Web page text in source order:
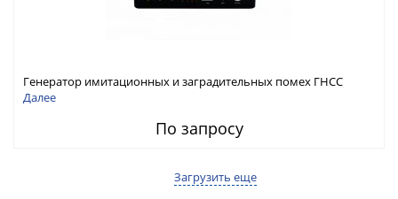
Генератор имитационных и заградительных помех ГНСС
RFТех ГНСП-4400
Далее
По запросу
Загрузить еще